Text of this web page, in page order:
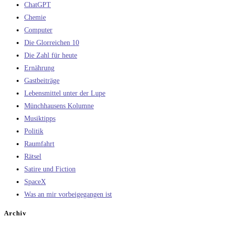
ChatGPT
Chemie
Computer
Die Glorreichen 10
Die Zahl für heute
Ernährung
Gastbeiträge
Lebensmittel unter der Lupe
Münchhausens Kolumne
Musiktipps
Politik
Raumfahrt
Rätsel
Satire und Fiction
SpaceX
Was an mir vorbeigegangen ist
Archiv